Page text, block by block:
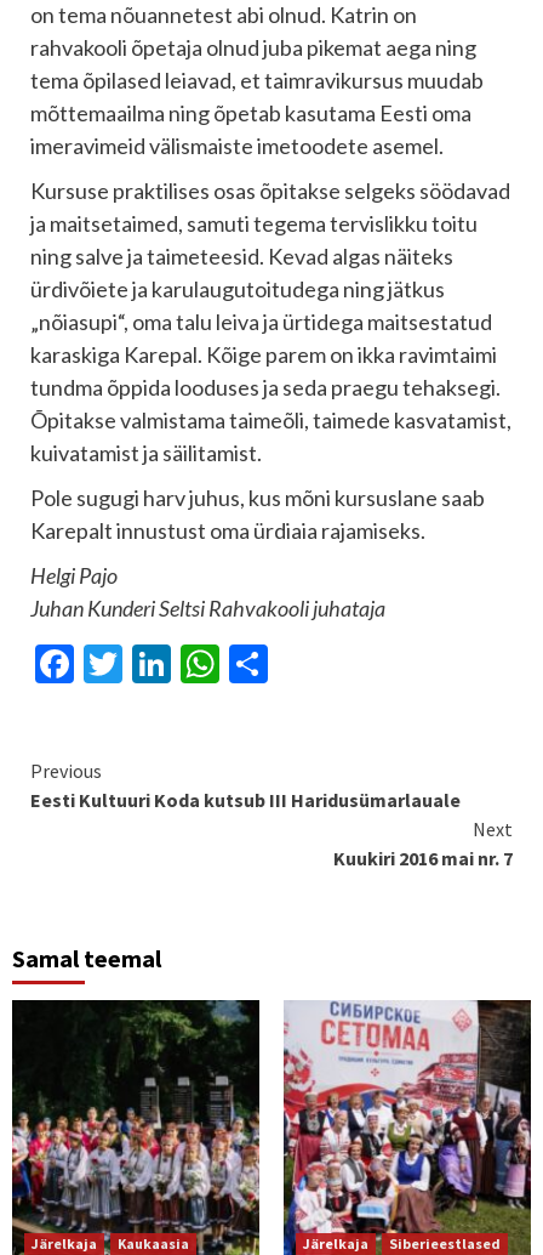
on tema nõuannetest abi olnud. Katrin on
rahvakooli õpetaja olnud juba pikemat aega ning
tema õpilased leiavad, et taimravikursus muudab
mõttemaailma ning õpetab kasutama Eesti oma
imeravimeid välismaiste imetoodete asemel.
Kursuse praktilises osas õpitakse selgeks söödavad
ja maitsetaimed, samuti tegema tervislikku toitu
ning salve ja taimeteesid. Kevad algas näiteks
ürdivõiete ja karulaugutoitudega ning jätkus
„nõiasupi“, oma talu leiva ja ürtidega maitsestatud
karaskiga Karepal. Kõige parem on ikka ravimtaimi
tundma õppida looduses ja seda praegu tehaksegi.
Õpitakse valmistama taimeõli, taimede kasvatamist,
kuivatamist ja säilitamist.
Pole sugugi harv juhus, kus mõni kursuslane saab
Karepalt innustust oma ürdiaia rajamiseks.
Helgi Pajo
Juhan Kunderi Seltsi Rahvakooli juhataja
Facebook
Twitter
LinkedIn
WhatsApp
Continue
Reading
Previous
Eesti Kultuuri Koda kutsub III Haridusümarlauale
Next
Kuukiri 2016 mai nr. 7
Samal teemal
Järelkaja Kaukaasia Järelkaja Siberieestlased